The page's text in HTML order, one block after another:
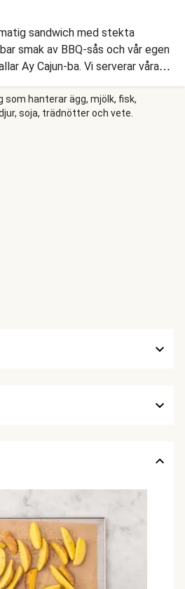
sandwich med stekta
smak av BBQ-sås och vår egen
Ay Cajun-ba. Vi serverar våra
och krispig coleslaw med
som hanterar ägg, mjölk, fisk,
soja, trädnötter och vete.